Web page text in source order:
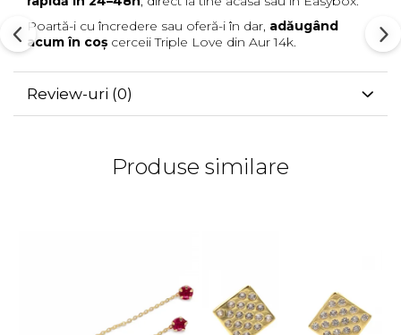
Poartă-i cu încredere sau oferă-i în dar, adăugând
acum în coș cerceii Triple Love din Aur 14k.
Review-uri (0)
Produse similare